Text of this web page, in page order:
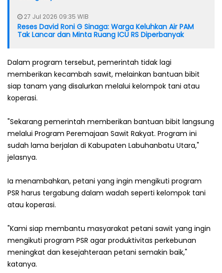
27 Jul 2026 09:35 WIB
Reses David Roni G Sinaga: Warga Keluhkan Air PAM
Tak Lancar dan Minta Ruang ICU RS Diperbanyak
Dalam program tersebut, pemerintah tidak lagi
memberikan kecambah sawit, melainkan bantuan bibit
siap tanam yang disalurkan melalui kelompok tani atau
koperasi.
"Sekarang pemerintah memberikan bantuan bibit langsung
melalui Program Peremajaan Sawit Rakyat. Program ini
sudah lama berjalan di Kabupaten Labuhanbatu Utara,"
jelasnya.
Ia menambahkan, petani yang ingin mengikuti program
PSR harus tergabung dalam wadah seperti kelompok tani
atau koperasi.
"Kami siap membantu masyarakat petani sawit yang ingin
mengikuti program PSR agar produktivitas perkebunan
meningkat dan kesejahteraan petani semakin baik,"
katanya.